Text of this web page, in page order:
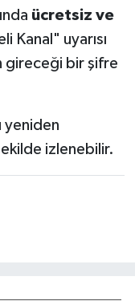
ücretsiz ve
Kanal" uyarısı
gireceği bir şifre
yeniden
izlenebilir.